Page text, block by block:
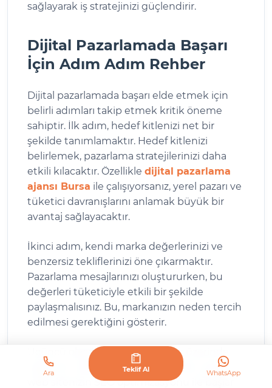
sağlayarak iş stratejinizi güçlendirir.
Dijital Pazarlamada Başarı
İçin Adım Adım Rehber
Dijital pazarlamada başarı elde etmek için
belirli adımları takip etmek kritik öneme
sahiptir. İlk adım, hedef kitlenizi net bir
şekilde tanımlamaktır. Hedef kitlenizi
belirlemek, pazarlama stratejilerinizi daha
etkili kılacaktır. Özellikle dijital pazarlama
ajansı Bursa ile çalışıyorsanız, yerel pazarı ve
tüketici davranışlarını anlamak büyük bir
avantaj sağlayacaktır.
İkinci adım, kendi marka değerlerinizi ve
benzersiz tekliflerinizi öne çıkarmaktır.
Pazarlama mesajlarınızı oluştururken, bu
değerleri tüketiciyle etkili bir şekilde
paylaşmalısınız. Bu, markanızın neden tercih
edilmesi gerektiğini gösterir.
Üçüncü olarak, dijital platformlar üzerinde
güçlü bir varlık oluşturmalısınız. Bu süreç,
web sitenizin SEO optimizasyonu ile başlar
Ara Teklif Al WhatsApp